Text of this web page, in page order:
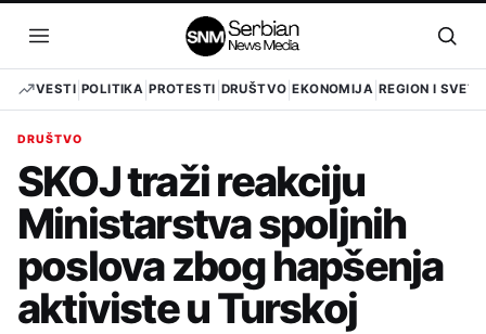
sadržaj
Otvori
meni
VESTI POLITIKA PROTESTI DRUŠTVO EKONOMIJA REGION I SVET
DRUŠTVO
SKOJ traži reakciju
Ministarstva spoljnih
poslova zbog hapšenja
aktiviste u Turskoj